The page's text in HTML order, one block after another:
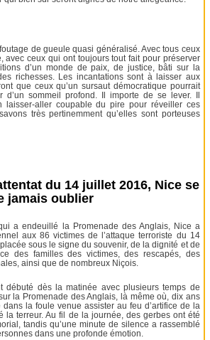
de gueule quasi généralisé. Avec tous ceux
avec ceux qui ont toujours tout fait pour préserver
d’un monde de paix, de justice, bâti sur la
richesses. Les incantations sont à laisser aux
que ceux qu’un sursaut démocratique pourrait
d’un sommeil profond. Il importe de se lever. Il
laisser-aller coupable du pire pour réveiller ces
très pertinemment qu’elles sont porteuses
du 14 juillet 2016, Nice se
jamais oublier
a endeuillé la Promenade des Anglais, Nice a
aux 86 victimes de l’attaque terroriste du 14
sous le signe du souvenir, de la dignité et de
des familles des victimes, des rescapés, des
ainsi que de nombreux Niçois.
débuté dès la matinée avec plusieurs temps de
la Promenade des Anglais, là même où, dix ans
la foule venue assister au feu d’artifice de la
la terreur. Au fil de la journée, des gerbes ont été
tandis qu’une minute de silence a rassemblé
dans une profonde émotion.